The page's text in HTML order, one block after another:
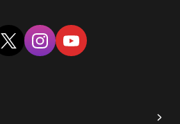
twitter instagramyoutube